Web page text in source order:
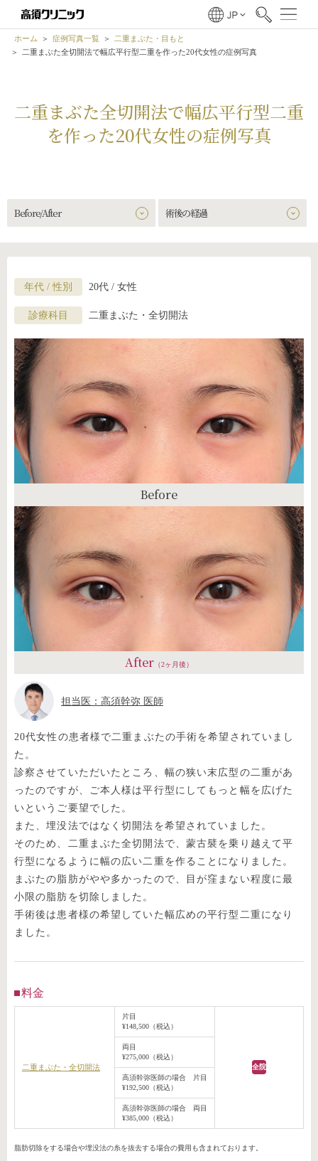
ホーム 症例写真一覧
二重まぶた・目もと
二重まぶた全切開法で幅広平行型二重を作った20代女性の症例写真
二重まぶた全切開法で幅広平行型二重
を作った20代女性の症例写真
Before/After 術後の経過
年代 / 性別 20代 / 女性
診療科目 二重まぶた・全切開法
Before
After （2ヶ月後）
担当医：高須幹弥 医師
20代女性の患者様で二重まぶたの手術を希望されていまし
た。
診察させていただいたところ、幅の狭い末広型の二重があ
ったのですが、ご本人様は平行型にしてもっと幅を広げた
いというご要望でした。
また、埋没法ではなく切開法を希望されていました。
そのため、二重まぶた全切開法で、蒙古襞を乗り越えて平
行型になるように幅の広い二重を作ることになりました。
まぶたの脂肪がやや多かったので、目が窪まない程度に最
小限の脂肪を切除しました。
手術後は患者様の希望していた幅広めの平行型二重になり
ました。
料金
二重まぶた・全切開法
片目
¥148,500（税込）
全院
両目
¥275,000（税込）
高須幹弥医師の場合 片目
¥192,500（税込）
高須幹弥医師の場合 両目
¥385,000（税込）
脂肪切除をする場合や埋没法の糸を抜去する場合の費用も含まれております。